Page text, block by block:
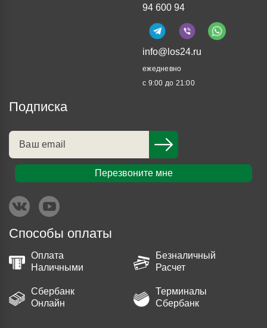
94 600 94
info@los24.ru
ежедневно
с 9:00 до 21:00
Подписка
Перезвоните мне
Способы оплаты
Оплата
Наличными
Безналичный
Расчет
Сбербанк
Онлайн
Терминалы
Сбербанк